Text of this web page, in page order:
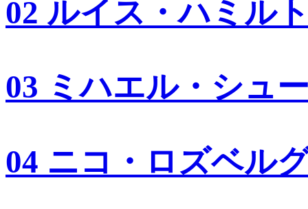
02 ルイス・ハミル
03 ミハエル・シュ
04 ニコ・ロズベル